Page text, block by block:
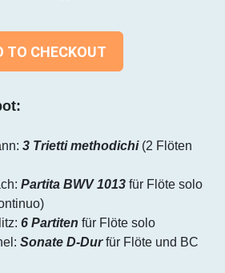
TO CHECKOUT
3 Trietti methodichi(2 Flöten
Partita BWV 1013 für Flöte solo
6 Partiten für Flöte solo
Sonate D-Durfür Flöte und BC